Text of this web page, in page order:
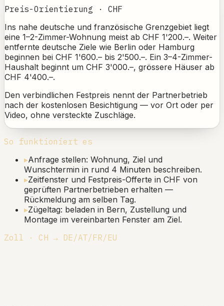
Preis-Orientierung · CHF
Ins nahe deutsche und französische Grenzgebiet liegt
eine 1–2-Zimmer-Wohnung meist ab CHF 1'200.–. Weiter
entfernte deutsche Ziele wie Berlin oder Hamburg
beginnen bei CHF 1'600.– bis 2'500.–. Ein 3–4-Zimmer-
Haushalt beginnt um CHF 3'000.–, grössere Häuser ab
CHF 4'400.–.
Den verbindlichen Festpreis nennt der Partnerbetrieb
nach der kostenlosen Besichtigung — vor Ort oder per
Video, ohne versteckte Zuschläge.
So funktioniert es
▸Anfrage stellen: Wohnung, Ziel und
Wunschtermin in rund 4 Minuten beschreiben.
▸Zeitfenster und Festpreis-Offerte in CHF von
geprüften Partnerbetrieben erhalten —
Rückmeldung am selben Tag.
▸Zügeltag: beladen in Bern, Zustellung und
Montage im vereinbarten Fenster am Ziel.
Zoll · CH → DE/AT/FR/EU